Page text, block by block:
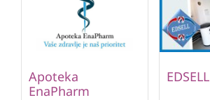
Apoteka
EnaPharm
EDSELL